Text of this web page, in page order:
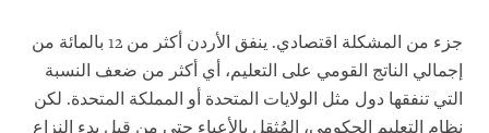
جزء من المشكلة اقتصادي. ينفق الأردن أكثر من 12 بالمائة من
إجمالي الناتج القومي على التعليم، أي أكثر من ضعف النسبة
التي تنفقها دول مثل الولايات المتحدة أو المملكة المتحدة. لكن
نظام التعليم الحكومي، المُثقل بالأعباء حتى من قبل بدء النزاع